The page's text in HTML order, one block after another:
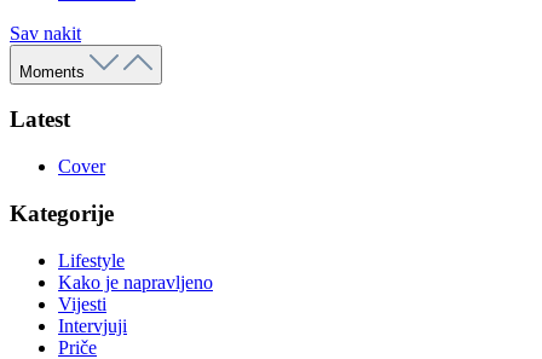
Sav nakit
Moments
Latest
Cover
Kategorije
Lifestyle
Kako je napravljeno
Vijesti
Intervjuji
Priče